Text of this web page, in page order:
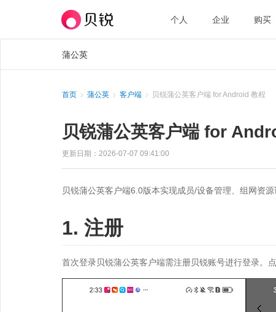
个人 企业 购买
蒲公英
首页 蒲公英 客户端 贝锐蒲公英客户端 for Android 教程
贝锐蒲公英客户端 for
更新日期：2026-07-07 09:41:00
贝锐蒲公英客户端6.0版本实现成员/设备管理、组网资
1. 注册
首次登录贝锐蒲公英客户端需注册贝锐账号进行登录。